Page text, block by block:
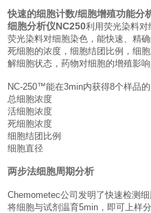
快速的细胞计数/细胞增殖功能分
细胞分析仪NC250利用荧光染料
荧光染料对细胞染色，能快速、精
死细胞的浓度，细胞结团比例，细
解细胞状态，药物对细胞的增殖影响
NC-250™能在3min内获得8个样品的
总细胞浓度
活细胞浓度
死细胞浓度
细胞结团比例
细胞直径
两步法细胞周期分析
Chemometec公司发明了快速检测
将细胞与试剂温育5min，即可上样